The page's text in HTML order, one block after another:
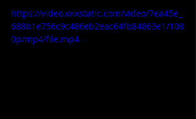
https://video.wixstatic.com/video/7ea45e_
688b1e756c9c486eb2eac64fb84863e1/108
0p/mp4/file.mp4